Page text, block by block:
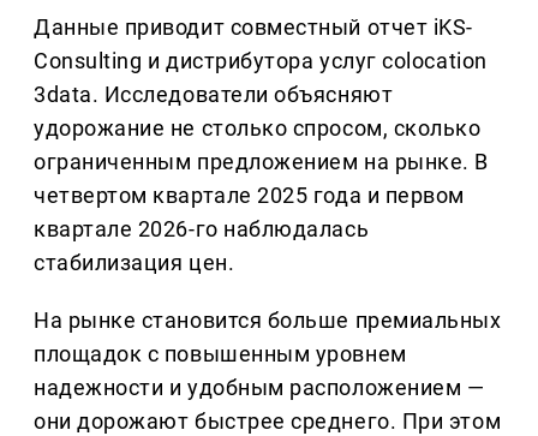
Данные приводит совместный отчет iKS-
Consulting и дистрибутора услуг colocation
3data. Исследователи объясняют
удорожание не столько спросом, сколько
ограниченным предложением на рынке. В
четвертом квартале 2025 года и первом
квартале 2026-го наблюдалась
стабилизация цен.
На рынке становится больше премиальных
площадок с повышенным уровнем
надежности и удобным расположением —
они дорожают быстрее среднего. При этом